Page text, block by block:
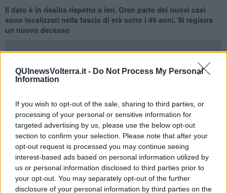
QUInewsVolterra.it - Do Not Process My Personal
Information
If you wish to opt-out of the sale, sharing to third parties, or
processing of your personal or sensitive information for
targeted advertising by us, please use the below opt-out
section to confirm your selection. Please note that after your
opt-out request is processed you may continue seeing
interest-based ads based on personal information utilized by
us or personal information disclosed to third parties prior to
your opt-out. You may separately opt-out of the further
disclosure of your personal information by third parties on the
Il dato è in risalita rispetto a ieri. Gran parte dei nuovi casi
sono localizzati nella fascia di età sotto i 49 anni. Si registra
un nuovo decesso
parte ( 34 ) sono nella fascia di età sotto i 49 anni.
Ecco la suddivisione dei nuovi positivi, comunicati da Regione e
Usl, per aree geografiche:
Area Pisana, 12 casi: Calci 2, Cascina 3, Pisa 5, San Giuliano
Terme 2.